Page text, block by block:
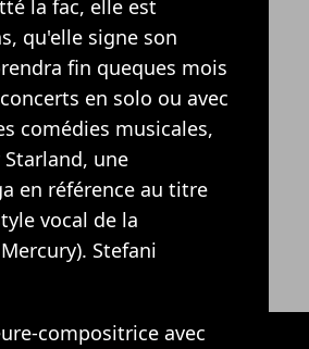
la fac, elle est
qu'elle signe son
fin queques mois
en solo ou avec
comédies musicales,
Starland, une
en référence au titre
vocal de la
Stefani
compositrice avec